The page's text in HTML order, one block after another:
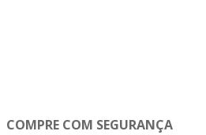
COMPRE COM SEGURANÇA